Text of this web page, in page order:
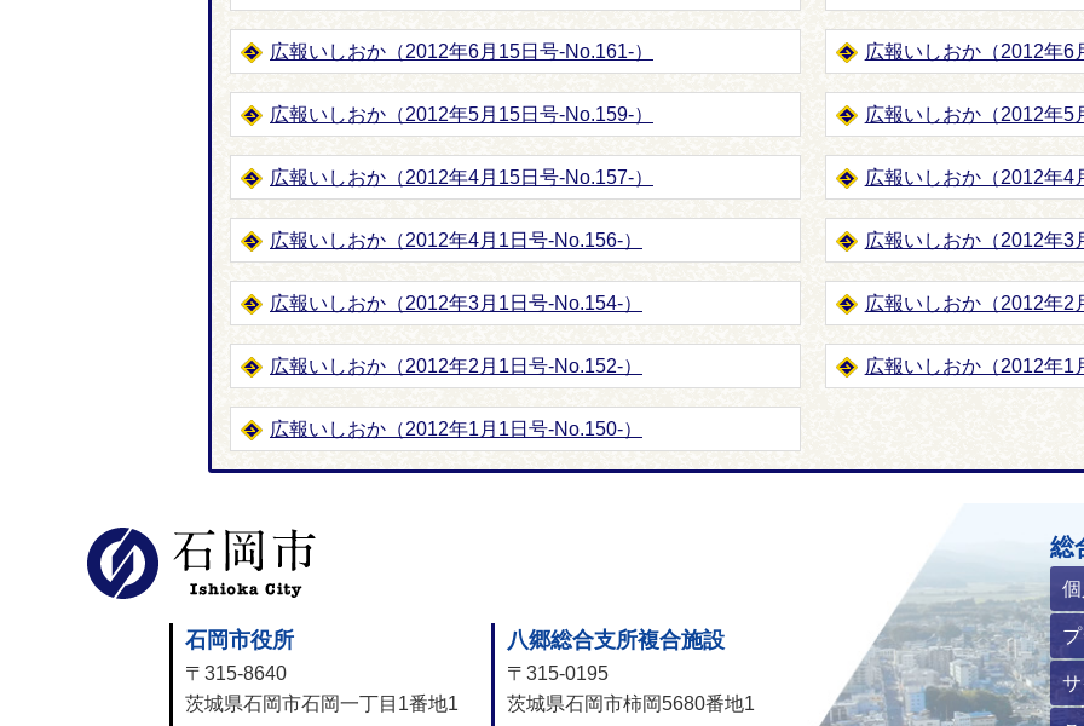
広報いしおか（2012年6月15日号-No.161-） 広報いしおか（2012年6
広報いしおか（2012年5月15日号-No.159-） 広報いしおか（2012年5
広報いしおか（2012年4月15日号-No.157-） 広報いしおか（2012年4
広報いしおか（2012年4月1日号-No.156-） 広報いしおか（2012年3
広報いしおか（2012年3月1日号-No.154-） 広報いしおか（2012年2
広報いしおか（2012年2月1日号-No.152-） 広報いしおか（2012年1
広報いしおか（2012年1月1日号-No.150-）
石岡市役所
〒315-8640
茨城県石岡市石岡一丁目1番地1
八郷総合支所複合施設
〒315-0195
茨城県石岡市柿岡5680番地1
総